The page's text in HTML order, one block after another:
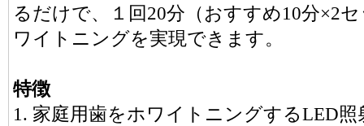
るだけで、１回20分（おすすめ10分×2
ワイトニングを実現できます。
特徴
1. 家庭用歯をホワイトニングするLED照